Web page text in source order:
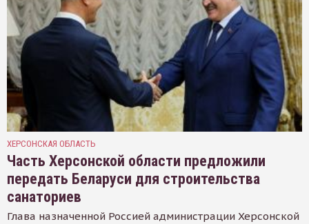
ХЕРСОНСКАЯ ОБЛАСТЬ
Часть Херсонской области предложили
передать Беларуси для строительства
санаториев
Глава назначенной Россией администрации Херсонской